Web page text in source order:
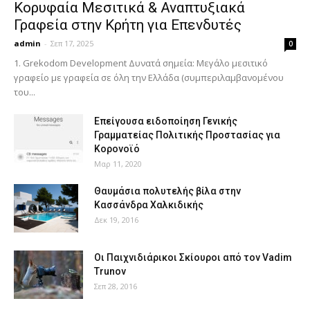
Κορυφαία Μεσιτικά & Αναπτυξιακά
Γραφεία στην Κρήτη για Επενδυτές
admin - Σεπ 17, 2025 0
1. Grekodom Development Δυνατά σημεία: Μεγάλο μεσιτικό
γραφείο με γραφεία σε όλη την Ελλάδα (συμπεριλαμβανομένου
του...
Επείγουσα ειδοποίηση Γενικής
Γραμματείας Πολιτικής Προστασίας για
Κορονοϊό
Μαρ 11, 2020
Θαυμάσια πολυτελής βίλα στην
Κασσάνδρα Χαλκιδικής
Δεκ 19, 2016
Οι Παιχνιδιάρικοι Σκίουροι από τον Vadim
Trunov
Σεπ 28, 2016